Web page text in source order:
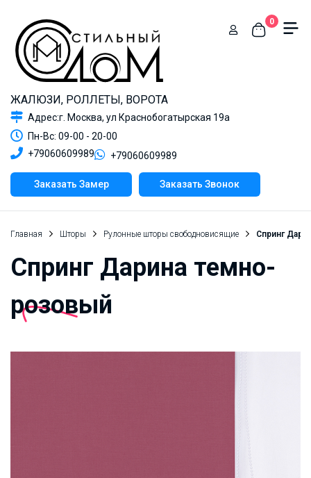
ЖАЛЮЗИ, РОЛЛЕТЫ, ВОРОТА
Адрес:г. Москва, ул Краснобогатырская 19а
Пн-Вс: 09-00 - 20-00
+79060609989
+79060609989
Заказать Замер Заказать Звонок
0
Главная Шторы Рулонные шторы свободновисящие Спринг
Спринг Дарина темно-
розовый